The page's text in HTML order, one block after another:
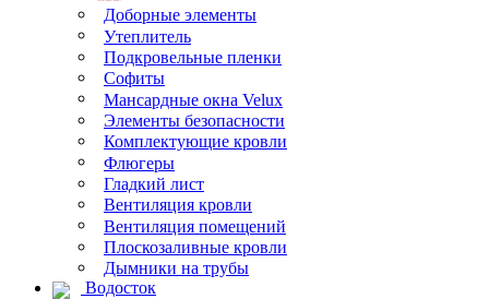
Доборные элементы
Утеплитель
Подкровельные пленки
Софиты
Мансардные окна Velux
Элементы безопасности
Комплектующие кровли
Флюгеры
Гладкий лист
Вентиляция кровли
Вентиляция помещений
Плоскозаливные кровли
Дымники на трубы
Водосток